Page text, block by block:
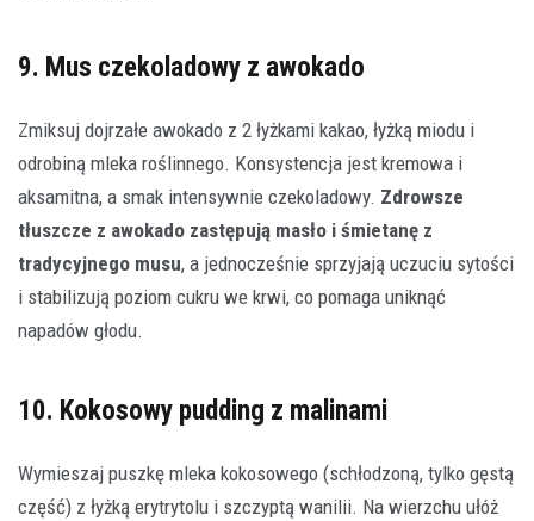
9. Mus czekoladowy z awokado
Zmiksuj dojrzałe awokado z 2 łyżkami kakao, łyżką miodu i
odrobiną mleka roślinnego. Konsystencja jest kremowa i
aksamitna, a smak intensywnie czekoladowy. Zdrowsze
tłuszcze z awokado zastępują masło i śmietanę z
tradycyjnego musu, a jednocześnie sprzyjają uczuciu sytości
i stabilizują poziom cukru we krwi, co pomaga uniknąć
napadów głodu.
10. Kokosowy pudding z malinami
Wymieszaj puszkę mleka kokosowego (schłodzoną, tylko gęstą
część) z łyżką erytrytolu i szczyptą wanilii. Na wierzchu ułóż